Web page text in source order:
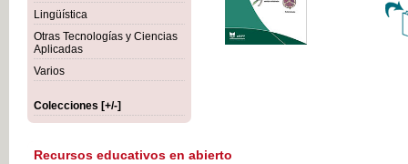
Lingüística
Otras Tecnologías y Ciencias
Aplicadas
Varios
Colecciones [+/-]
Recursos educativos en abierto